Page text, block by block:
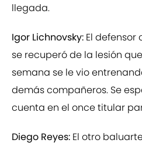
llegada.
Igor Lichnovsky: El defensor
se recuperó de la lesión
semana se le vio
demás compañeros. Se
cuenta en el once titular
Diego Reyes: El otro